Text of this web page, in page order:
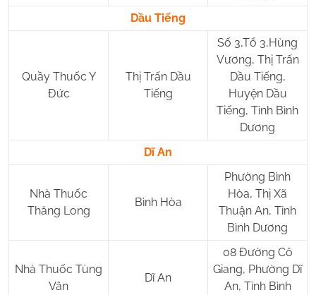
Dầu Tiếng
Quầy Thuốc Y
Đức
Thị Trấn Dầu
Tiếng
Số 3,Tổ 3,Hùng
Vương, Thị Trấn
Dầu Tiếng,
Huyện Dầu
Tiếng, Tỉnh Bình
Dương
Dĩ An
Nhà Thuốc
Thăng Long
Bình Hòa
Phường Bình
Hòa, Thị Xã
Thuận An, Tỉnh
Bình Dương
Nhà Thuốc Tùng
Vân
Dĩ An
08 Đường Cô
Giang, Phường Dĩ
An, Tỉnh Bình